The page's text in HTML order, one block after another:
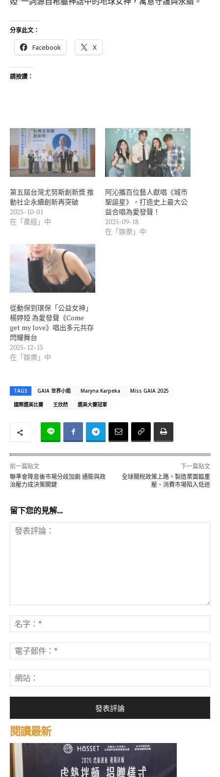
分享此文：
Facebook X
請按讚：
第五屆台灣尤努斯創新獎 推
動社企永續創新再突破
2025-10-01
在「產經」中
阿沁攜百位藝人獻唱《城市
聖誕星》，打造史上最大公
益合唱為愛發聲！
2025-09-18
在「娛樂」中
從動保到環保「公益女神」
楊婷婭 為愛發聲《Come
get my love》唱出多元共存
閃耀舞台
2025-12-15
在「娛樂」中
TAGS GAIA 世界小姐 Maryna Karpeka
Miss GAIA 2025
國際選美比賽
王欣然 選美大賽冠軍
前一篇貼文
聯準會降息後市場分歧加劇 通膨與政
治壓力成決策關鍵
下一篇貼文
全球關稅政策上路，製造業面臨重
壓、消費市場陷入低迷
留下您的見解...
表
評
論：
字
*
子
郵
*站
閱讀最新